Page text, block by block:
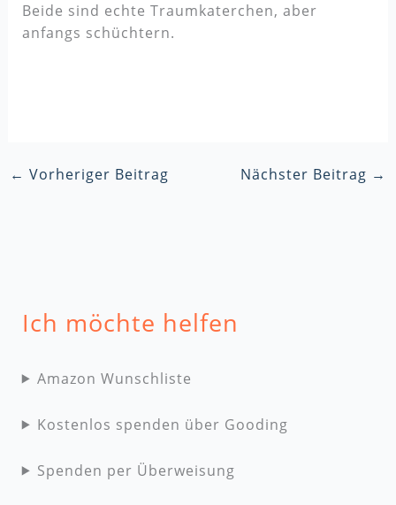
Beide sind echte Traumkaterchen, aber
anfangs schüchtern.
← Vorheriger Beitrag Nächster Beitrag →
Ich möchte helfen
Amazon Wunschliste
Kostenlos spenden über Gooding
Spenden per Überweisung